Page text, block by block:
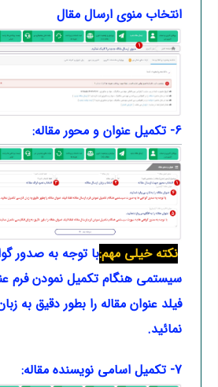
انتخاب منوی ارسال مقال
6- تکمیل عنوان و محور مقاله:
نکته خیلی مهم:با توجه به صدور
سیستمی هنگام تکمیل نمودن فرم
فیلد عنوان مقاله را بطور دقیق به
نمائید.
7- تکمیل اسامی نویسنده مقاله: